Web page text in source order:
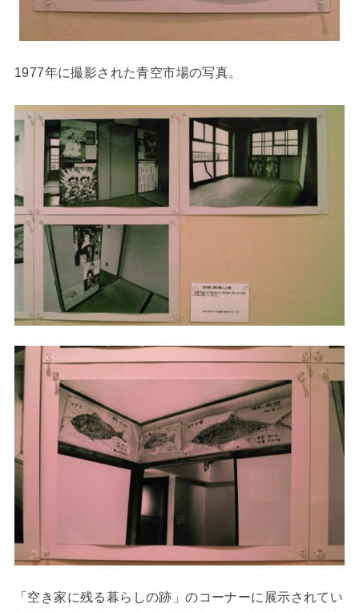
1977年に撮影された青空市場の写真。
「空き家に残る暮らしの跡」のコーナーに展示されてい